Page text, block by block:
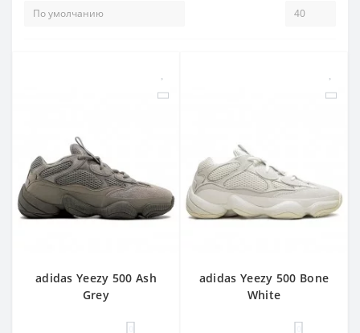
adidas Yeezy 500 Ash
Grey
adidas Yeezy 500 Bone
White